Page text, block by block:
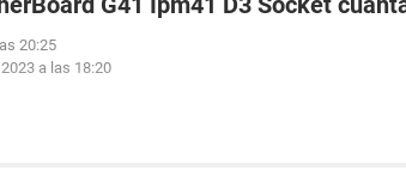
20:25
a las 18:20